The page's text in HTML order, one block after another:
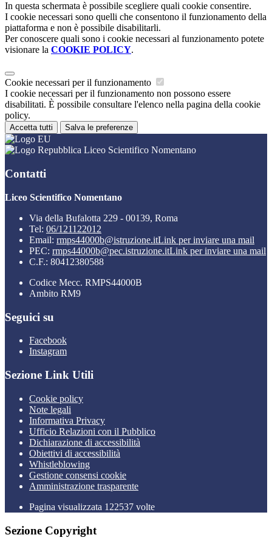
In questa schermata è possibile scegliere quali cookie consentire.
I cookie necessari sono quelli che consentono il funzionamento della
piattaforma e non è possibile disabilitarli.
Per conoscere quali sono i cookie necessari al funzionamento potete
visionare la COOKIE POLICY.
Cookie necessari per il funzionamento
I cookie necessari per il funzionamento non possono essere
disabilitati. È possibile consultare l'elenco nella pagina della cookie
policy.
Accetta tutti Salva le preferenze
Liceo Scientifico Nomentano
Contatti
Liceo Scientifico Nomentano
Via della Bufalotta 229 - 00139, Roma
Tel: 06/121122012
Email: rmps44000b@istruzione.itLink per inviare una mail
PEC: rmps44000b@pec.istruzione.itLink per inviare una mail
C.F.: 80412380588
Codice Mecc. RMPS44000B
Ambito RM9
Seguici su
Facebook
Instagram
Sezione Link Utili
Cookie policy
Note legali
Informativa Privacy
Ufficio Relazioni con il Pubblico
Dichiarazione di accessibilità
Obiettivi di accessibilità
Whistleblowing
Gestione consensi cookie
Amministrazione trasparente
Pagina visualizzata 122537 volte
Sezione Copyright